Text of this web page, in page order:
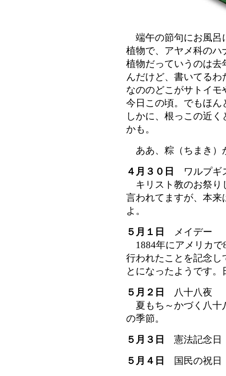
端午の節句にお風呂
植物で、アヤメ科のハ
植物だっていうのは去
んだけど、書いてる
なののどこがサトイ
今日この頃。でもほん
しかに、根っこの近
かも。
ああ、粽（ちまき）
４月３０日
ワルプギ
キリスト教のお祭り
言われてますが、本来
よ。
５月１日
メイデー
1884年にアメリカで
行われたことを記念し
とになったようです
５月２日
八十八夜
夏もち～かづく八十
の季節。
５月３日
憲法記念日
５月４日
国民の祝日